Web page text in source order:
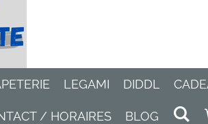
LEGAMI DIDDL
/ HORAIRES BLOG